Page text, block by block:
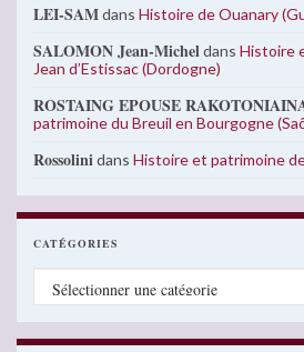
LEI-SAMdans Histoire de Ouanary
SALOMON Jean-Micheldans Histoire
Jean d’Estissac (Dordogne)
ROSTAING EPOUSE
patrimoine du Breuil en Bourgogne
Rossolinidans Histoire et patrimoine
CATÉGORIES
Catégories